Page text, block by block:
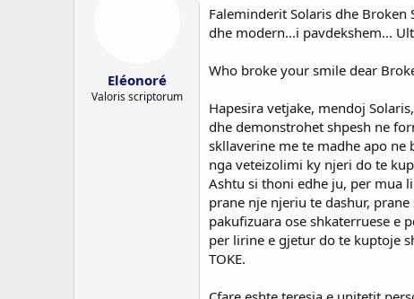
i
o
n
:
Eléonoré
Valoris scriptorum
Faleminderit Solaris dhe
dhe modern...i pavdekshem...
Who broke your smile dear
Hapesira vetjake, mendoj
dhe demonstrohet shpesh ne
skllaverine me te madhe apo
nga veteizolimi ky njeri do te
Ashtu si thoni edhe ju, per mua
prane nje njeriu te dashur,
pakufizuara ose shkaterruese e
per lirine e gjetur do te kuptoje
TOKE.